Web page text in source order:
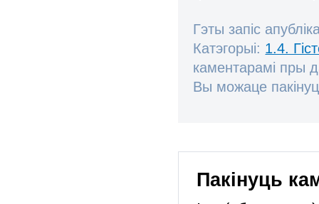
Гэты запіс
Катэгорыі: 1.4.
каментарамі пры
Вы можаце
Пакінуць